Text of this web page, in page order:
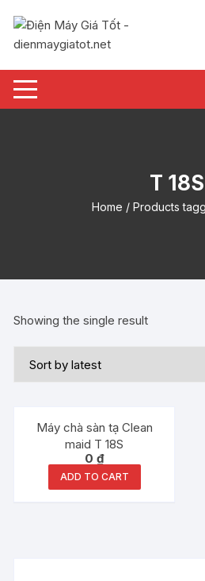
nội
T 18S
Home / Products
Showing the single result
Máy chà sàn tạ Clean
maid T 18S
0₫
ADD TO CART